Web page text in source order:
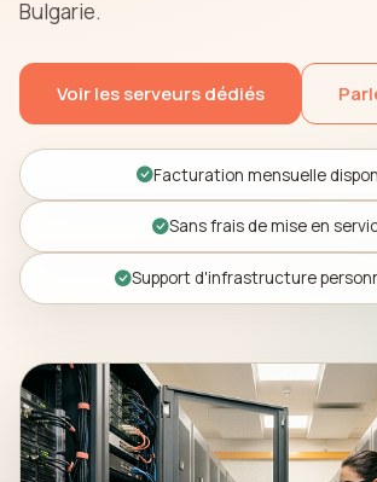
Bulgarie.
Voir les serveurs dédiés
Facturation mensuelle
Sans frais de mise en
Support d'infrastructure